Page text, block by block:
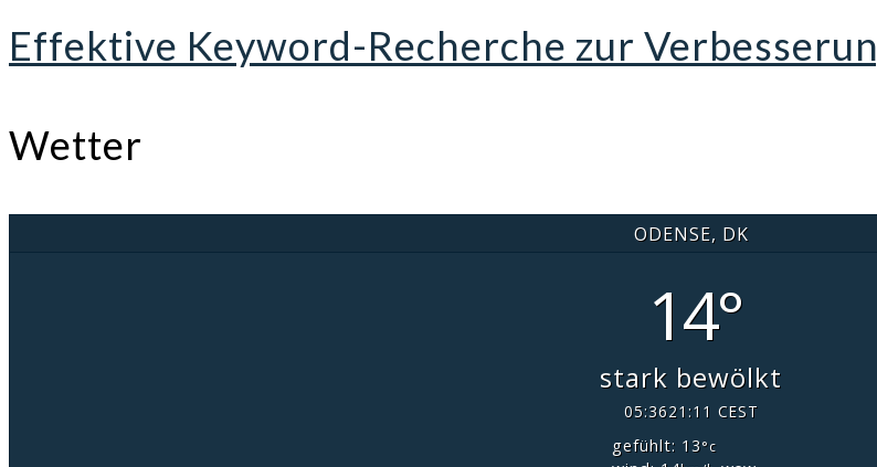
Effektive Keyword-Recherche zur
Wetter
ODENSE, DK
14°
stark bewölkt
05:3621:11 CEST
gefühlt: 13°c